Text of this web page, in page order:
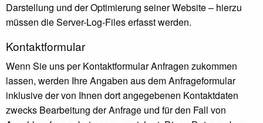
Darstellung und der Optimierung seiner Website – hierzu
müssen die Server-Log-Files erfasst werden.
Kontaktformular
Wenn Sie uns per Kontaktformular Anfragen zukommen
lassen, werden Ihre Angaben aus dem Anfrageformular
inklusive der von Ihnen dort angegebenen Kontaktdaten
zwecks Bearbeitung der Anfrage und für den Fall von